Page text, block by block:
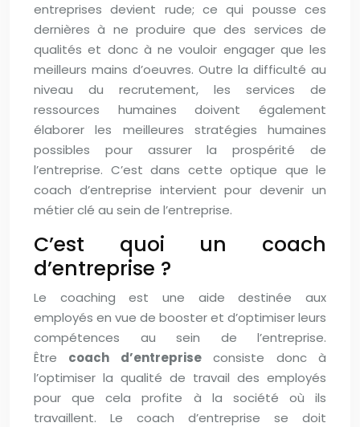
entreprises devient rude; ce qui pousse ces
dernières à ne produire que des services de
qualités et donc à ne vouloir engager que les
meilleurs mains d’oeuvres. Outre la difficulté au
niveau du recrutement, les services de
ressources humaines doivent également
élaborer les meilleures stratégies humaines
possibles pour assurer la prospérité de
l’entreprise. C’est dans cette optique que le
coach d’entreprise intervient pour devenir un
métier clé au sein de l’entreprise.
C’est quoi un coach
d’entreprise ?
Le coaching est une aide destinée aux
employés en vue de booster et d’optimiser leurs
compétences au sein de l’entreprise.
Être coach d’entrepriseconsiste donc à
l’optimiser la qualité de travail des employés
pour que cela profite à la société où ils
travaillent. Le coach d’entreprise se doit